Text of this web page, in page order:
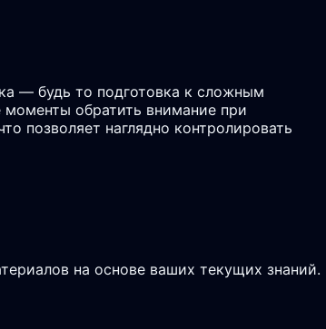
— будь то подготовка к сложным
моменты обратить внимание при
позволяет наглядно контролировать
на основе ваших текущих знаний.